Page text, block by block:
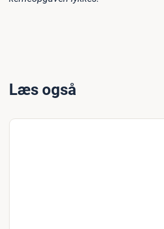
Læs også